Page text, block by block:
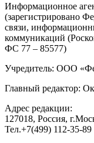
Информационное
(зарегистрировано
связи,
коммуникаций
ФС 77 – 85577)
Учредитель: ООО
Главный редактор:
Адрес редакции:
127018, Россия,
Тел.+7(499) 112-35-